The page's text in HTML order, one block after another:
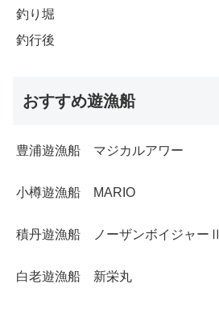
釣り堀
釣行後
おすすめ遊漁船
豊浦遊漁船 マジカルアワー
小樽遊漁船 MARIO
積丹遊漁船 ノーザンボイジャーⅡ
白老遊漁船 新栄丸